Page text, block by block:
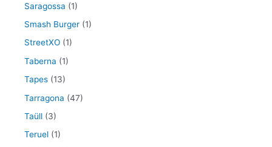
Saragossa (1)
Smash Burger (1)
StreetXO (1)
Taberna (1)
Tapes (13)
Tarragona (47)
Taüll (3)
Teruel (1)